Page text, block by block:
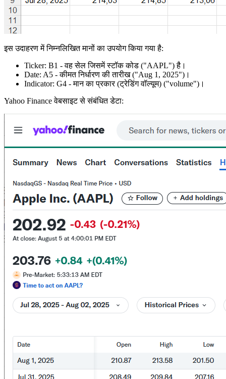
इस उदाहरण में निम्नलिखित मानों का उपयोग किया गया है:
Ticker: B1 - वह सेल जिसमें स्टॉक कोड ("AAPL")है।
Date: A5 - कीमत निर्धारण की तारीख("Aug 1, 2025") ।
Indicator: G4 - मान का प्रकार (ट्रेडिंग वॉल्यूम) ("volume") ।
Yahoo Finance वेबसाइट से संबंधित डेटा: